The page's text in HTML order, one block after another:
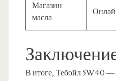
Магазин
масла
В итоге, Тебойл 5W40 —